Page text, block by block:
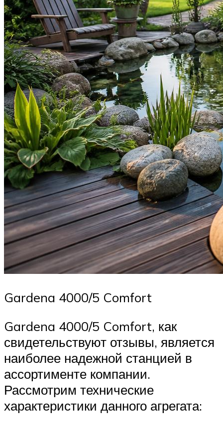
Gardena 4000/5 Comfort
Gardena 4000/5 Comfort, как
свидетельствуют отзывы, является
наиболее надежной станцией в
ассортименте компании.
Рассмотрим технические
характеристики данного агрегата: